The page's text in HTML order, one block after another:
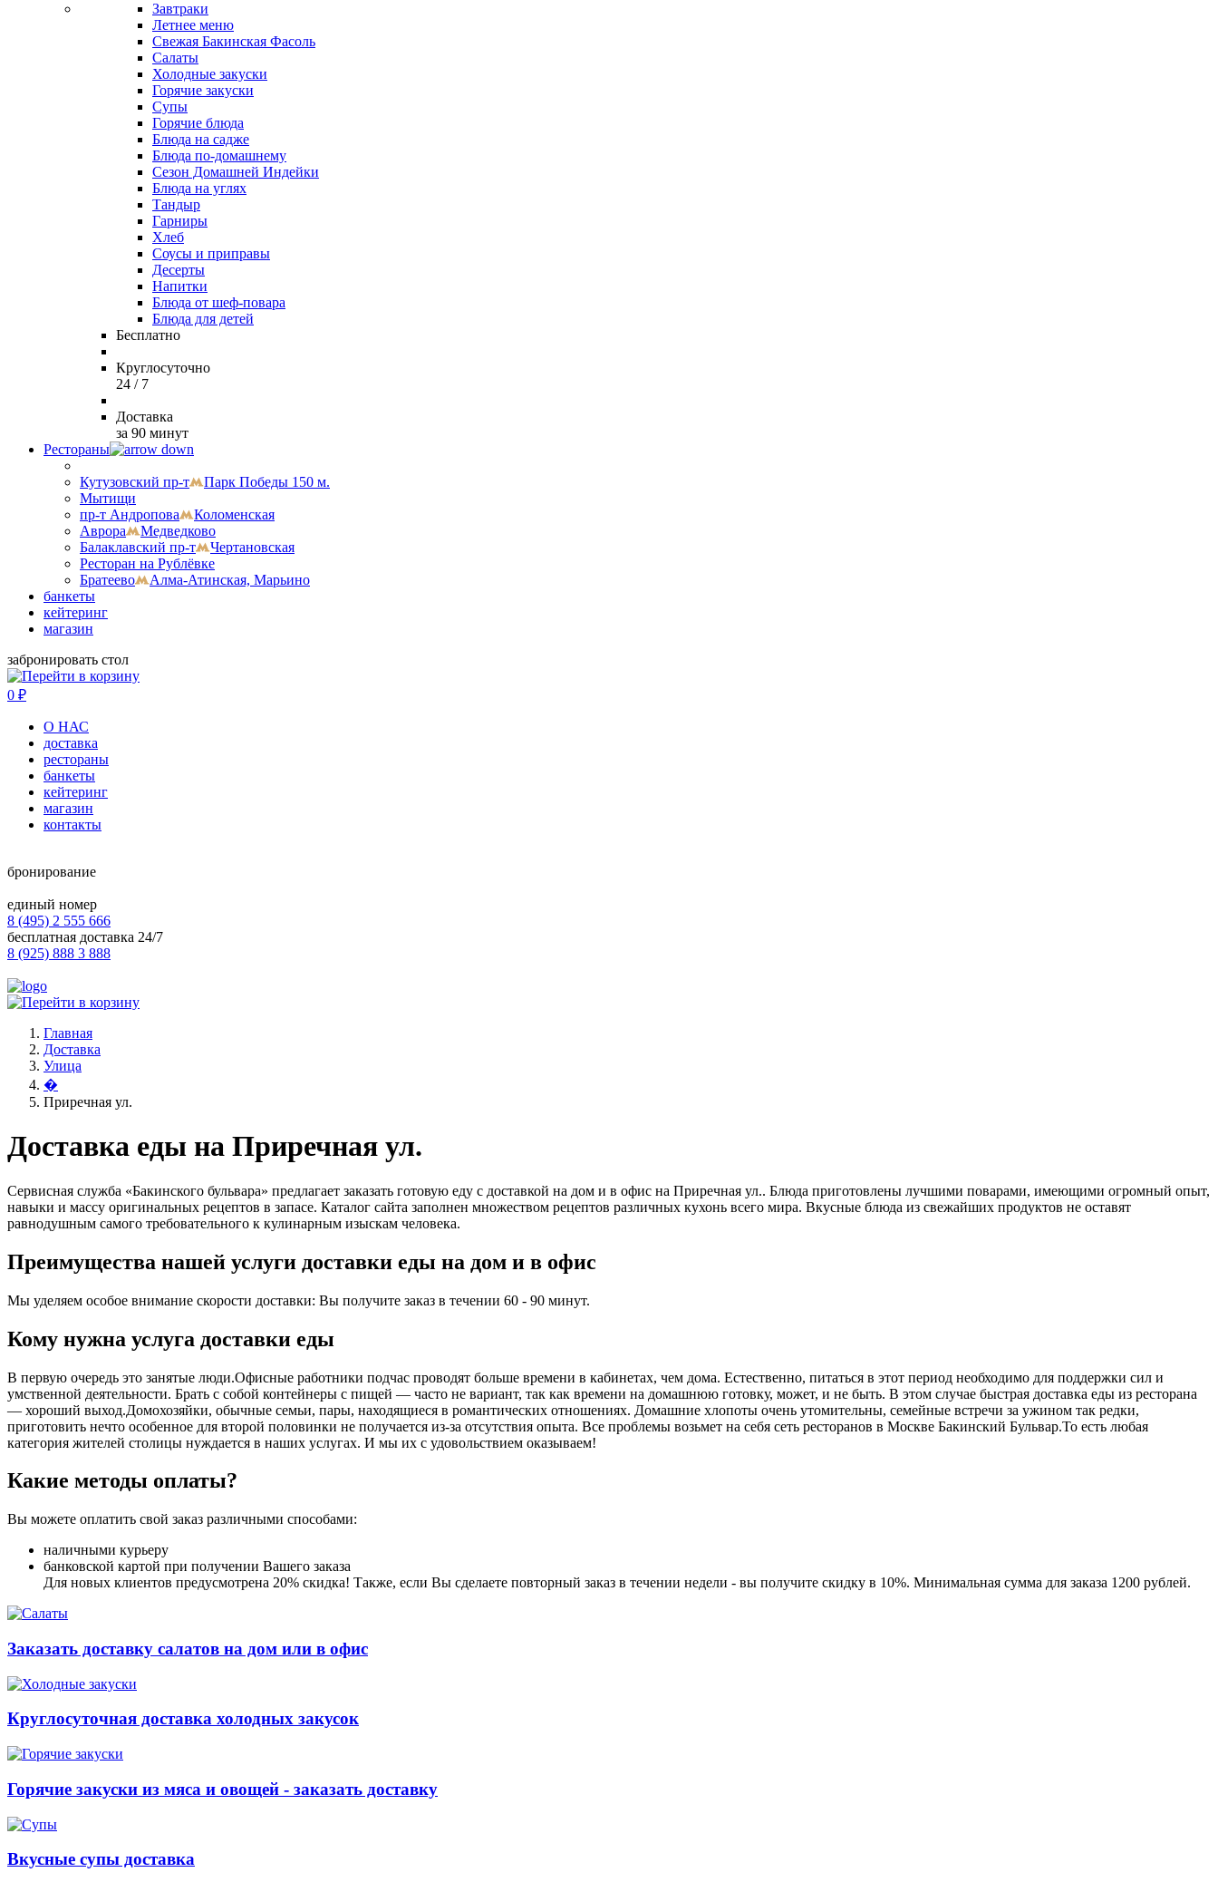
Завтраки
Летнее меню
Свежая Бакинская Фасоль
Салаты
Холодные закуски
Горячие закуски
Супы
Горячие блюда
Блюда на садже
Блюда по-домашнему
Сезон Домашней Индейки
Блюда на углях
Тандыр
Гарниры
Хлеб
Соусы и приправы
Десерты
Напитки
Блюда от шеф-повара
Блюда для детей
Бесплатно
Круглосуточно
24 / 7
Доставка
за 90 минут
Рестораны
Кутузовский пр-т
Парк Победы 150 м.
Мытищи
пр-т Андропова
Коломенская
Аврора
Медведково
Балаклавский пр-т
Чертановская
Ресторан на Рублёвке
Братеево
Алма-Атинская, Марьино
банкеты
кейтеринг
магазин
забронировать стол
0 ₽
О НАС
доставка
рестораны
банкеты
кейтеринг
магазин
контакты
бронирование
единый номер
8 (495) 2 555 666
бесплатная доставка 24/7
8 (925) 888 3 888
Главная
Доставка
Улица
�
Приречная ул.
Доставка еды на Приречная ул.
Сервисная служба «Бакинского бульвара» предлагает заказать готовую еду с доставкой на дом и в офис на Приречная ул.. Блюда приготовлены лучшими поварами, имеющими огромный опыт,
навыки и массу оригинальных рецептов в запасе. Каталог сайта заполнен множеством рецептов различных кухонь всего мира. Вкусные блюда из свежайших продуктов не оставят
равнодушным самого требовательного к кулинарным изыскам человека.
Преимущества нашей услуги доставки еды на дом и в офис
Мы уделяем особое внимание скорости доставки: Вы получите заказ в течении 60 - 90 минут.
Кому нужна услуга доставки еды
В первую очередь это занятые люди.Офисные работники подчас проводят больше времени в кабинетах, чем дома. Естественно, питаться в этот период необходимо для поддержки сил и
умственной деятельности. Брать с собой контейнеры с пищей ― часто не вариант, так как времени на домашнюю готовку, может, и не быть. В этом случае быстрая доставка еды из ресторана
― хороший выход.Домохозяйки, обычные семьи, пары, находящиеся в романтических отношениях. Домашние хлопоты очень утомительны, семейные встречи за ужином так редки,
приготовить нечто особенное для второй половинки не получается из-за отсутствия опыта. Все проблемы возьмет на себя сеть ресторанов в Москве Бакинский Бульвар.То есть любая
категория жителей столицы нуждается в наших услугах. И мы их с удовольствием оказываем!
Какие методы оплаты?
Вы можете оплатить свой заказ различными способами:
наличными курьеру
банковской картой при получении Вашего заказа
Для новых клиентов предусмотрена 20% скидка! Также, если Вы сделаете повторный заказ в течении недели - вы получите скидку в 10%. Минимальная сумма для заказа 1200 рублей.
Заказать доставку салатов на дом или в офис
Круглосуточная доставка холодных закусок
Горячие закуски из мяса и овощей - заказать доставку
Вкусные супы доставка